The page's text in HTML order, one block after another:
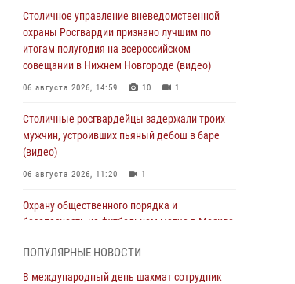
Столичное управление вневедомственной
охраны Росгвардии признано лучшим по
итогам полугодия на всероссийском
совещании в Нижнем Новгороде (видео)
06 августа 2026, 14:59 10 1
Столичные росгвардейцы задержали троих
мужчин, устроивших пьяный дебош в баре
(видео)
06 августа 2026, 11:20 1
Охрану общественного порядка и
безопасность на футбольном матче в Москве
ПОПУЛЯРНЫЕ НОВОСТИ
В международный день шахмат сотрудник